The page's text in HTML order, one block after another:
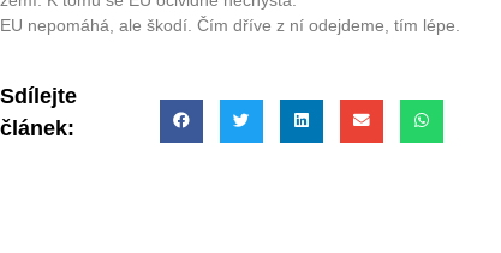
EU nepomáhá, ale škodí. Čím dříve z ní odejdeme, tím lépe.
Sdílejte
článek: